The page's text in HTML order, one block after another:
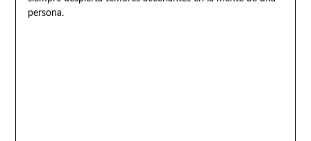
persona.